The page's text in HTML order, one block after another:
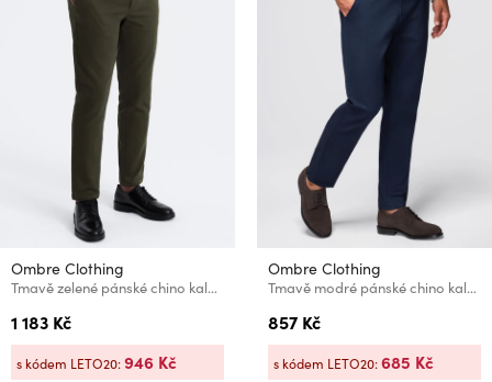
Ombre Clothing
Tmavě zelené pánské chino kalhoty Ombre Clothing
1 183 Kč
s kódem LETO20:946 Kč
Ombre Clothing
Tmavě modré pánské chino kalhoty s ozdobným páskem Ombre Clothing
857 Kč
s kódem LETO20:685 Kč